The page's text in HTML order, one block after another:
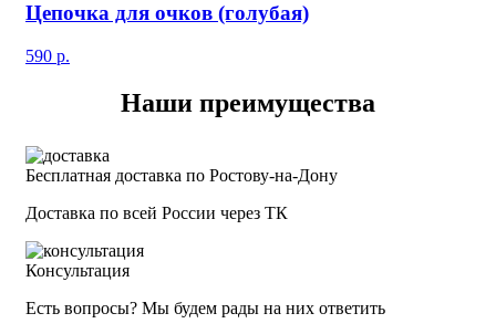
Цепочка для очков (голубая)
590 р.
Наши преимущества
Бесплатная доставка по Ростову-на-Дону
Доставка по всей России через ТК
Консультация
Есть вопросы? Мы будем рады на них ответить